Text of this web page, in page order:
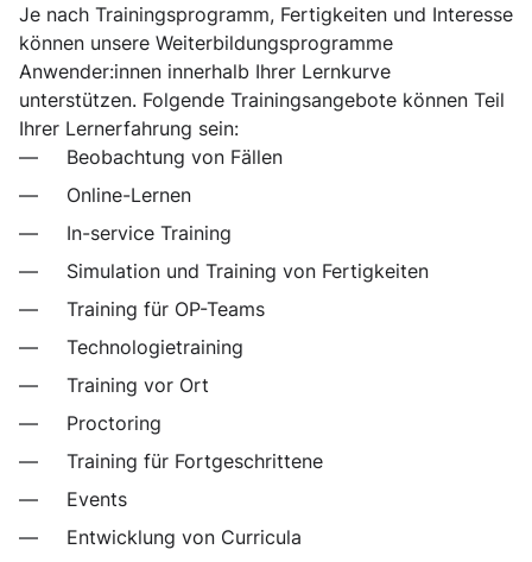
Je nach Trainingsprogramm, Fertigkeiten und Interesse
können unsere Weiterbildungsprogramme
Anwender:innen innerhalb Ihrer Lernkurve
unterstützen. Folgende Trainingsangebote können Teil
Ihrer Lernerfahrung sein:
Beobachtung von Fällen
Online-Lernen
In-service Training
Simulation und Training von Fertigkeiten
Training für OP-Teams
Technologietraining
Training vor Ort
Proctoring
Training für Fortgeschrittene
Events
Entwicklung von Curricula